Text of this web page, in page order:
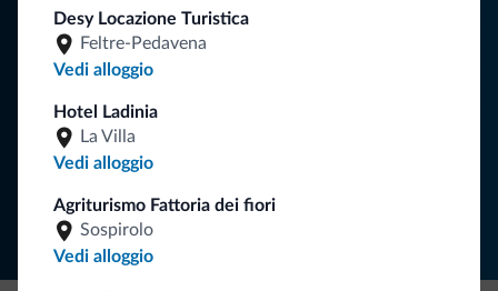
Desy Locazione Turistica
Feltre-Pedavena
Vedi alloggio
Hotel Ladinia
La Villa
Vedi alloggio
Agriturismo Fattoria dei fiori
Sospirolo
Vedi alloggio
vacanza nelle Dolomiti.
ISCRIVITI ALLA NEWSLETTER